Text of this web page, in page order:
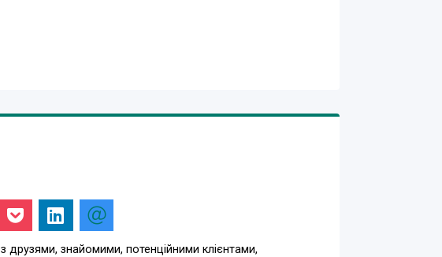
з друзями, знайомими, потенційними клієнтами,